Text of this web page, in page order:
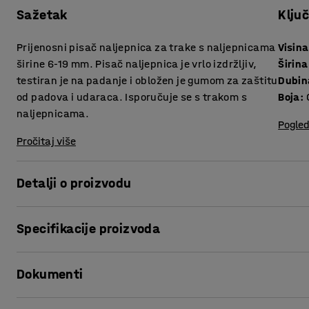
Sažetak
Prijenosni pisač naljepnica za trake s naljepnicama
širine 6-19 mm. Pisač naljepnica je vrlo izdržljiv,
testiran je na padanje i obložen je gumom za zaštitu
od padova i udaraca. Isporučuje se s trakom s
naljepnicama.
Pročitaj više
Visina
Širina
Boja:
Detalji o proizvodu
naljepnica ima ABC tipkovnicu i jednostavne funkcije
Može se koristiti i za fiksne i za kontinuirane duljine
Specifikacije proizvoda
Širina: 114 mm
Dokumenti